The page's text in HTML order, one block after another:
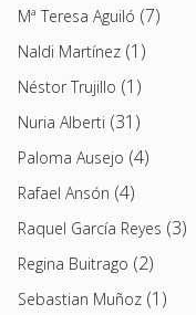
Mª Teresa Aguiló (7)
Naldi Martínez (1)
Néstor Trujillo (1)
Nuria Alberti (31)
Paloma Ausejo (4)
Rafael Ansón (4)
Raquel García Reyes (3)
Regina Buitrago (2)
Sebastian Muñoz (1)